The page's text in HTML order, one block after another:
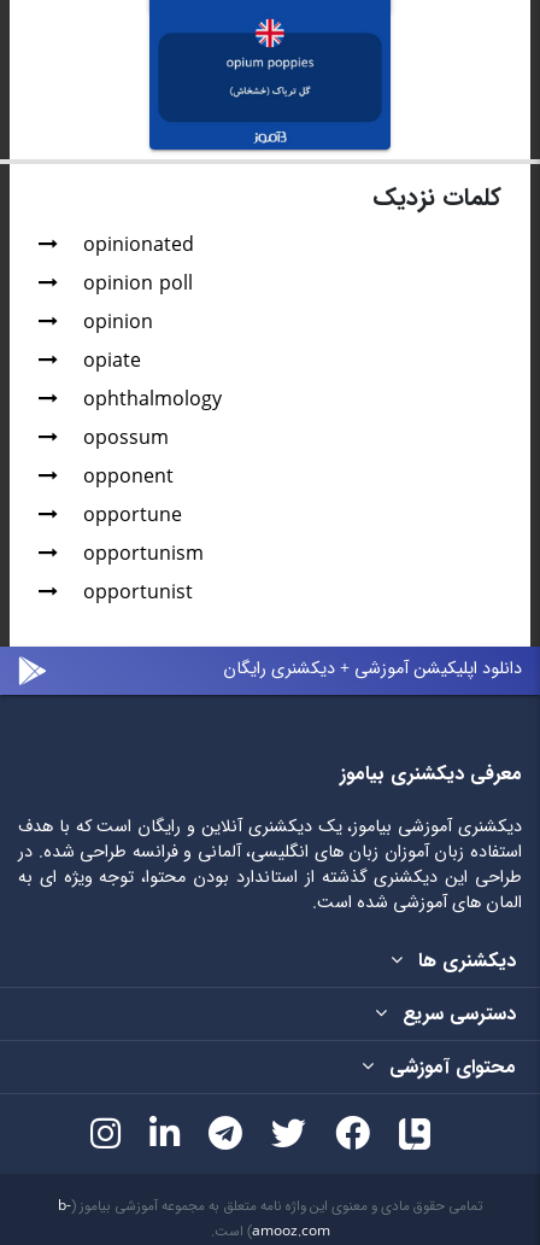
کلمات نزدیک
opinionated
opinion poll
opinion
opiate
ophthalmology
opossum
opponent
opportune
opportunism
opportunist
دانلود اپلیکیشن آموزشی + دیکشنری رایگان
معرفی دیکشنری بیاموز
دیکشنری آموزشی بیاموز، یک دیکشنری آنلاین و رایگان است که با هدف
استفاده زبان آموزان زبان های انگلیسی، آلمانی و فرانسه طراحی شده. در
طراحی این دیکشنری گذشته از استاندارد بودن محتوا، توجه ویژه ای به
المان های آموزشی شده است.
دیکشنری ها
دسترسی سریع
محتوای آموزشی
تمامی حقوق مادی و معنوی این واژه نامه متعلق به مجموعه آموزشی بیاموز (b-
amooz.com) است.